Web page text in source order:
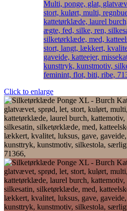
Click to enlarge